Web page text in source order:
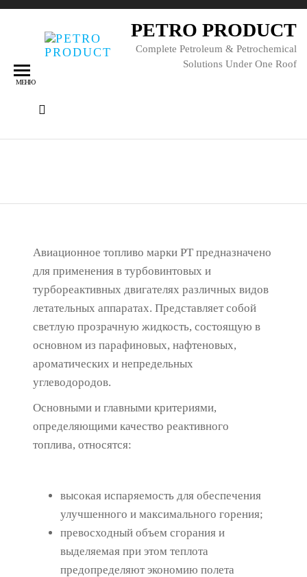
PETRO PRODUCT
Complete Petroleum & Petrochemical
Solutions Under One Roof
МЕНЮ
Авиационное топливо марки РТ предназначено
для применения в турбовинтовых и
турбореактивных двигателях различных видов
летательных аппаратах. Представляет собой
светлую прозрачную жидкость, состоящую в
основном из парафиновых, нафтеновых,
ароматических и непредельных
углеводородов.
Основными и главными критериями,
определяющими качество реактивного
топлива, относятся:
высокая испаряемость для обеспечения
улучшенного и максимального горения;
превосходный объем сгорания и
выделяемая при этом теплота
предопределяют экономию полета